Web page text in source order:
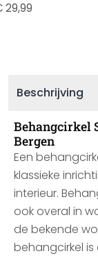
29,99
Beschrijving
Behangcirkel
Bergen
Een
klassieke
interieur.
ook overal in
de bekende
behangcirkel